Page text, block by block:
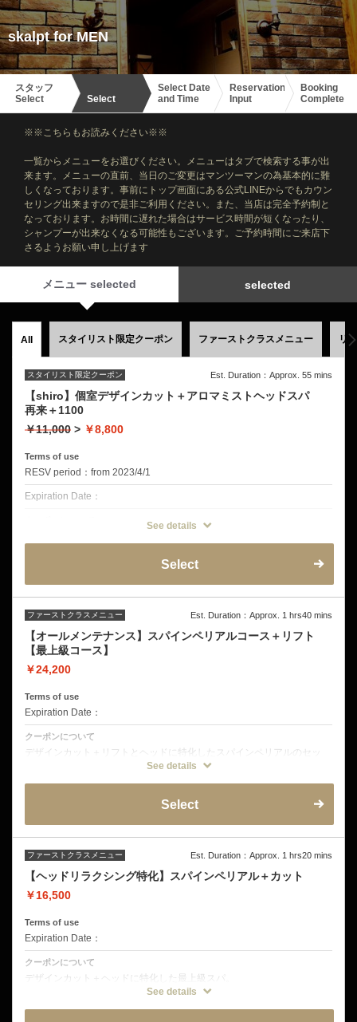
skalpt for MEN
スタッフ
Select
Select
Select Date
and Time
Reservation
Input
Booking
Complete
※※こちらもお読みください※※
一覧からメニューをお選びください。メニューはタブで検索する事が出
来ます。メニューの直前、当日のご変更はマンツーマンの為基本的に難
しくなっております。事前にトップ画面にある公式LINEからでもカウン
セリング出来ますので是非ご利用ください。また、当店は完全予約制と
なっております。お時間に遅れた場合はサービス時間が短くなったり、
シャンプーが出来なくなる可能性もございます。ご予約時間にご来店下
さるようお願い申し上げます
メニュー selected selected
All スタイリスト限定クーポン ファーストクラスメニュー リ
スタイリスト限定クーポン Est. Duration：Approx. 55 mins
【shiro】個室デザインカット＋アロマミストヘッドスパ
再来＋1100
￥11,000 > ￥8,800
Terms of use
RESV period：from 2023/4/1
Expiration Date：
終了とさせていただきました。
今後もサービス向上に努めてまいります。よろしくお願いいたします。
デザインカット
ミストクレンジング
音波振動マッサージ
オープンミストブラビングスパ
皮脂揉みだしシャンプー
頭皮洗浄
ヘッド&ショルダーマッサージ
See details
Select
ファーストクラスメニュー Est. Duration：Approx. 1 hrs40 mins
【オールメンテナンス】スパインペリアルコース＋リフト
【最上級コース】
￥24,200
Terms of use
Expiration Date：
クーポンについて
デザインカット＋リフトとヘッドに特化したスパインペリアルのセッ
ミストクレンジング
音波振動マッサージ
皮脂揉みだしシャンプー
タオルトリートメント
頭皮トリートメント
エレクトロポレーション
リフトアップコーティング
See details
Select
ファーストクラスメニュー Est. Duration：Approx. 1 hrs20 mins
【ヘッドリラクシング特化】スパインペリアル＋カット
￥16,500
Terms of use
Expiration Date：
クーポンについて
デザインカット＋ヘッドに特化した最上級スパ。
フルフラットシャンプー台で頭と同時に機械によるフットマッサージを
重点的に頭の疲れを取りたい方。睡眠不足を感じる方に。4週間以内施
See details